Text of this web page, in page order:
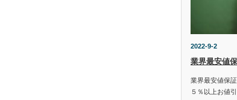
2022-9-2
業界最安値
業界最安値保
５％以上お値